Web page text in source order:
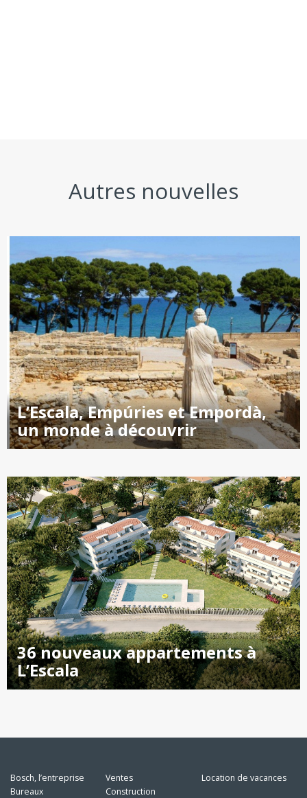
Autres nouvelles
L’Escala, Empúries et Empordà,
un monde à découvrir
36 nouveaux appartements à
L’Escala
Bosch, l’entreprise
Bureaux
Ventes
Construction
Location de vacances